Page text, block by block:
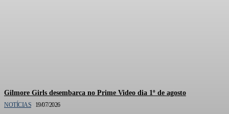
Gilmore Girls desembarca no Prime Video dia 1º de agosto
NOTÍCIAS 19/07/2026